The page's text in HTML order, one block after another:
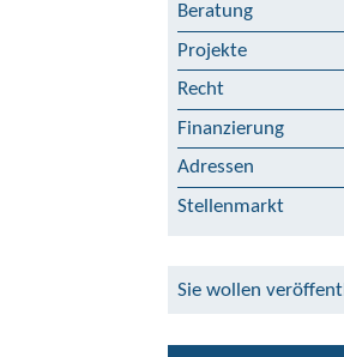
Beratung
Projekte
Recht
Finanzierung
Adressen
Stellenmarkt
Sie wollen